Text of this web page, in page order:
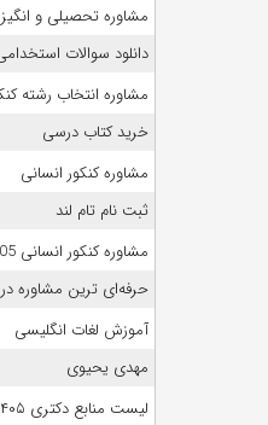
مشاوره تحصیلی و
دانلود سوالات
مشاوره انتخاب رشته
خرید کتاب درسی
مشاوره کنکور انسانی
ثبت نام تام لند
مشاوره کنکور انسانی 1405
حرفه‌ای ترین مشاوره در
آموزش لغات انگلیسی
مهدی یحیوی
لیست منابع دکتری ۱۴۰۵